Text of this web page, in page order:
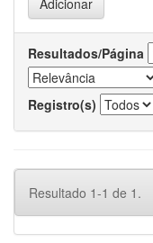
Resultados/Página
Registro(s)
Resultado 1-1 de 1.